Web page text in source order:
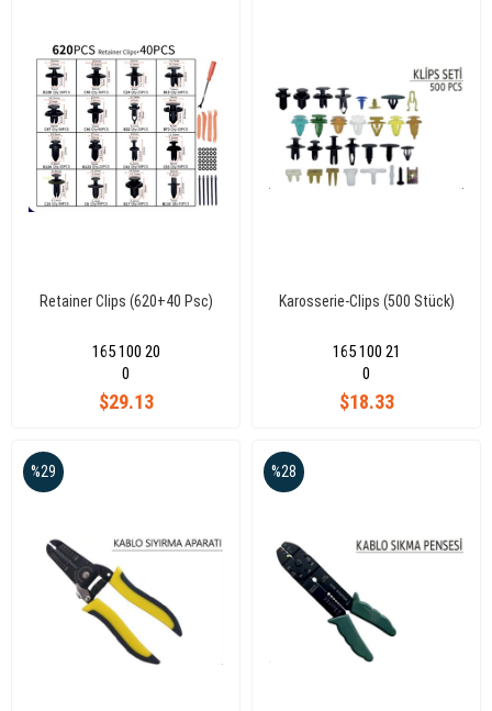
Retainer Clips (620+40 Psc)
165 100 20
$29.13
0
Karosserie-Clips (500 Stück)
165 100 21
$18.33
0
%29 %28